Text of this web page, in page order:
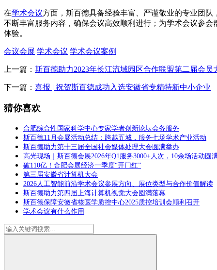
在学术会议方面，斯百德具备经验丰富、严谨敬业的专业团
不断丰富服务内容，确保会议高效顺利进行；为学术会议参
体验。
会议会展 学术会议 学术会议案例
上一篇： 斯百德助力2023年长江流域园区合作联盟第二届会员
下一篇： 喜报 | 祝贺斯百德成功入选安徽省专精特新中小企业
猜你喜欢
合肥综合性国家科学中心专家学者创新论坛会务服务
斯百德11月会展活动总结：跨越五城，服务七场学术产业活动
斯百德助力第十三届全国社会媒体处理大会圆满举办
高光现场｜斯百德会展2026年Q1服务3000+人次，10余场活动圆
破110亿！合肥会展经济一季度“开门红”
第三届安徽省计算机大会
2026人工智能前沿学术会议参展方向、展位类型与合作价值解读
斯百德助力第四届上海计算机视觉大会圆满落幕
斯百德保障安徽省核医学质控中心2025质控培训会顺利召开
学术会议有什么作用